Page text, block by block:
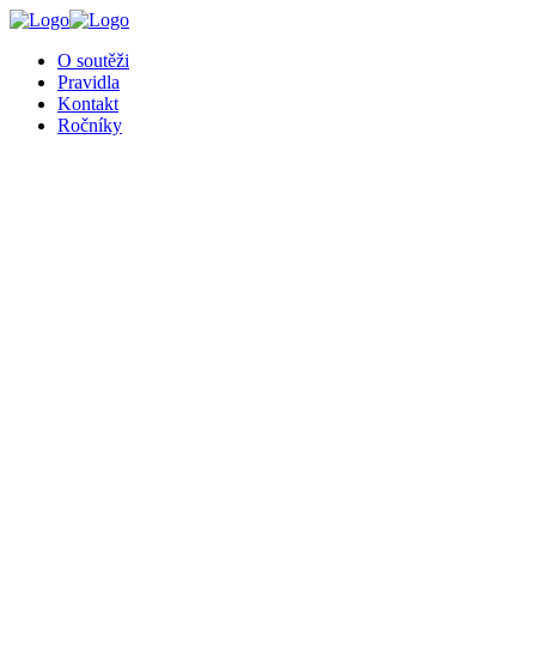
O soutěži
Pravidla
Kontakt
Ročníky